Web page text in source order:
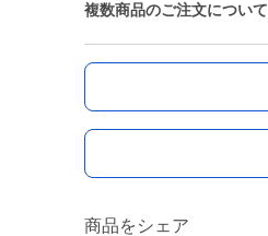
複数商品のご注文について
商品をシェア